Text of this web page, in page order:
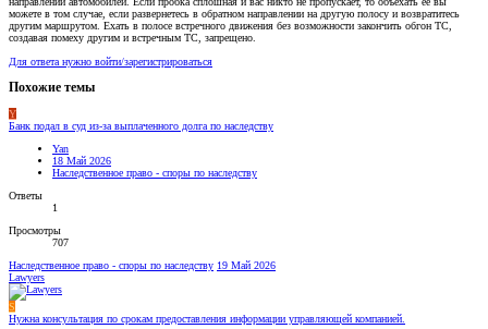
можете в том случае, если развернетесь в обратном направлении на другую полосу и возвратитесь
другим маршрутом. Ехать в полосе встречного движения без возможности закончить обгон ТС,
создавая помеху другим и встречным ТС, запрещено.
Для ответа нужно войти/зарегистрироваться
Похожие темы
Y
Банк подал в суд из-за выплаченного долга по наследству
Yan
18 Май 2026
Наследственное право - споры по наследству
Ответы
1
Просмотры
707
Наследственное право - споры по наследству 19 Май 2026
Lawyers
S
Нужна консультация по срокам предоставления информации управляющей компанией.